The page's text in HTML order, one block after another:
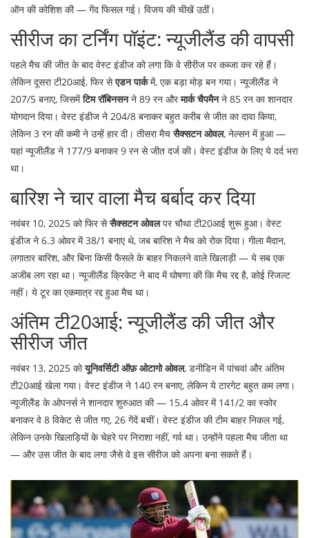
ऑन की कोशिश की — गेंद फिसल गई। विजय की चीखें उठीं।
सीरीज का टर्निंग पॉइंट: न्यूजीलैंड की वापसी
पहले मैच की जीत के बाद वेस्ट इंडीज को लगा कि वे सीरीज पर कब्जा कर रहे हैं।
लेकिन दूसरा टी20आई, फिर सेएडन पार्कमें, एक बड़ा मोड़ बन गया। न्यूजीलैंड ने
207/5 बनाए, जिसमेंटिम रॉबिनसनने 89 रन औरमार्क चैपमैनने 85 रन का शानदार
योगदान दिया। वेस्ट इंडीज ने 204/8 बनाकर बहुत करीब से जीत का दावा किया,
लेकिन 3 रन की कमी ने उन्हें हार दी। तीसरा मैचसैक्सटन ओवल, नेल्सन में हुआ —
यहां न्यूजीलैंड ने 177/9 बनाकर 9 रन से जीत दर्ज की। वेस्ट इंडीज के लिए ये दर्द भरा
था।
बारिश ने चार वाला मैच बर्बाद कर दिया
नवंबर 10, 2025 को फिर सेसैक्सटन ओवलपर चौथा टी20आई शुरू हुआ। वेस्ट
इंडीज ने 6.3 ओवर में 38/1 बनाए थे, जब बारिश ने मैच को रोक दिया। गीला मैदान,
लगातार बारिश, और बिना किसी फैसले के बाहर निकलने वाले खिलाड़ी — ये सब एक
अजीब लग रहा था। न्यूजीलैंड क्रिकेट ने बाद में घोषणा की कि मैच रद्द है, कोई रिजल्ट
नहीं। ये टूर का एकमात्र रद्द हुआ मैच था।
अंतिम टी20आई: न्यूजीलैंड की जीत और
सीरीज जीत
नवंबर 13, 2025 कोयूनिवर्सिटी ऑफ़ ओटागो ओवल, डनीडिन में पांचवां और अंतिम
टी20आई खेला गया। वेस्ट इंडीज ने 140 रन बनाए, लेकिन ये टारगेट बहुत कम लगा।
न्यूजीलैंड के ओपनर्स ने शानदार शुरुआत की — 15.4 ओवर में 141/2 का स्कोर
बनाकर वे 8 विकेट से जीत गए, 26 गेंदें बचीं। वेस्ट इंडीज की टीम बाहर निकल गई,
लेकिन उनके खिलाड़ियों के चेहरे पर निराशा नहीं, गर्व था। उन्होंने पहला मैच जीता था
— और उस जीत के बाद लगा जैसे वे इस सीरीज को अपना बना सकते हैं।